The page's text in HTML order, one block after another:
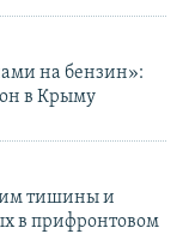
на бензин»:
в Крыму
тишины и
в прифронтовом